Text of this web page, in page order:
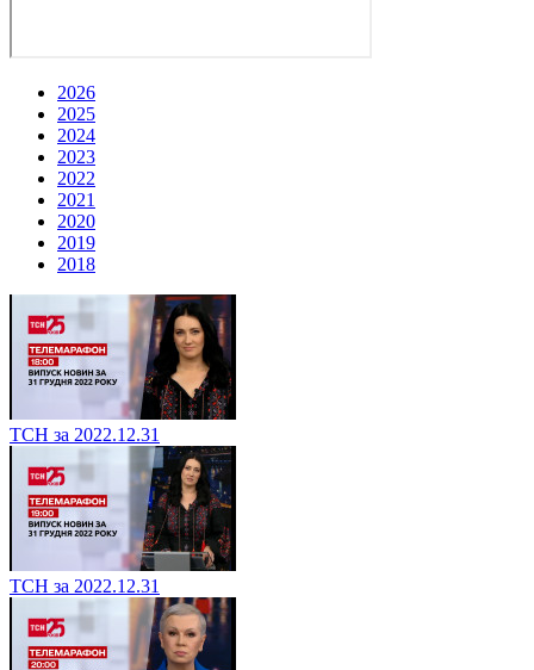
2026
2025
2024
2023
2022
2021
2020
2019
2018
ТСН за 2022.12.31
ТСН за 2022.12.31